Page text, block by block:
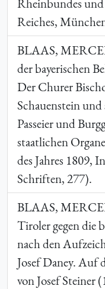
Reiches,
BLAAS,
der bayerischen
Der Churer
Schauenstein
Passeier und
staatlichen
des Jahres 1809,
Schriften, 277).
BLAAS,
Tiroler gegen die
nach den
Josef Daney. Auf
von Josef Steiner